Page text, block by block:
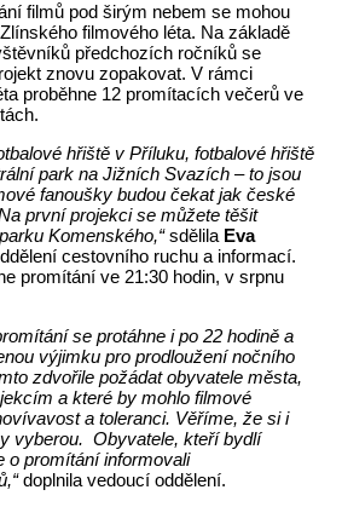
filmů pod širým nebem se mohou
filmového léta. Na základě
předchozích ročníků se
znovu zopakovat. V rámci
proběhne 12 promítacích večerů ve
hřiště v Příluku, fotbalové hřiště
park na Jižních Svazích – to jsou
fanoušky budou čekat jak české
první projekci se můžete těšit
Komenského,“sdělila Eva
cestovního ruchu a informací.
promítání ve 21:30 hodin, v srpnu
se protáhne i po 22 hodině a
výjimku pro prodloužení nočního
zdvořile požádat obyvatele města,
a které by mohlo filmové
a toleranci. Věříme, že si i
vyberou. Obyvatele, kteří bydlí
o promítání informovali
doplnila vedoucí oddělení.